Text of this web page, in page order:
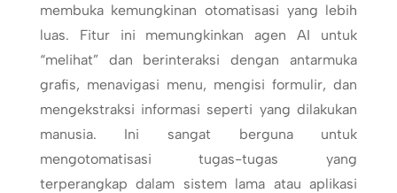
membuka kemungkinan otomatisasi yang lebih
luas. Fitur ini memungkinkan agen AI untuk
“melihat” dan berinteraksi dengan antarmuka
grafis, menavigasi menu, mengisi formulir, dan
mengekstraksi informasi seperti yang dilakukan
manusia. Ini sangat berguna untuk
mengotomatisasi tugas-tugas yang
terperangkap dalam sistem lama atau aplikasi